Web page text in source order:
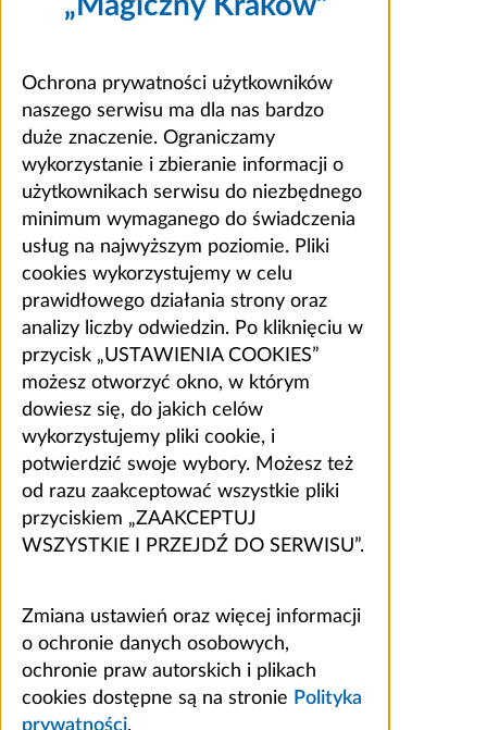
Ochrona prywatności użytkowników
naszego serwisu ma dla nas bardzo
duże znaczenie. Ograniczamy
wykorzystanie i zbieranie informacji o
użytkownikach serwisu do niezbędnego
minimum wymaganego do świadczenia
usług na najwyższym poziomie. Pliki
cookies wykorzystujemy w celu
prawidłowego działania strony oraz
analizy liczby odwiedzin. Po kliknięciu w
przycisk „USTAWIENIA COOKIES”
możesz otworzyć okno, w którym
dowiesz się, do jakich celów
wykorzystujemy pliki cookie, i
potwierdzić swoje wybory. Możesz też
od razu zaakceptować wszystkie pliki
przyciskiem „ZAAKCEPTUJ
WSZYSTKIE I PRZEJDŹ DO SERWISU”.
Zmiana ustawień oraz więcej informacji
o ochronie danych osobowych,
ochronie praw autorskich i plikach
cookies dostępne są na stronie Polityka
prywatności.